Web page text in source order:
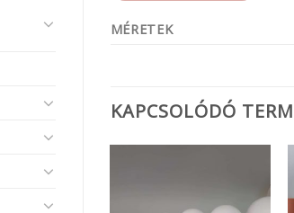
MÉRETEK
KAPCSOLÓDÓ